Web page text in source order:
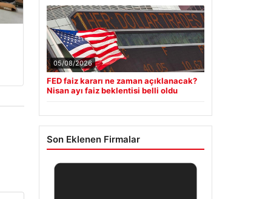
05/08/2026
FED faiz kararı ne zaman açıklanacak?
Nisan ayı faiz beklentisi belli oldu
Son Eklenen Firmalar